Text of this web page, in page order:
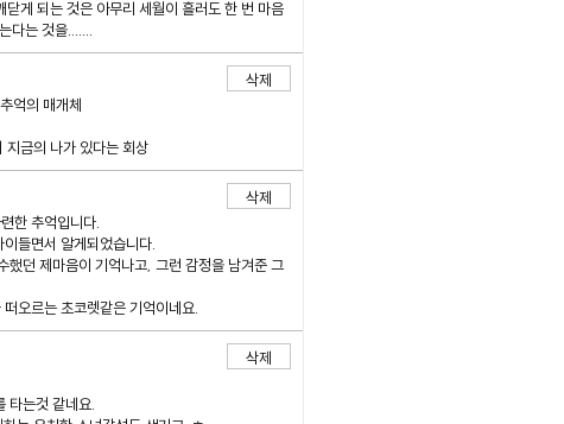
게 되는 것은 아무리 세월이 흘러도 한 번 마음
는 것을.......
삭제
억의 매개체
지금의 나가 있다는 회상
삭제
한 추억입니다.
들면서 알게되었습니다.
던 제마음이 기억나고, 그런 감정을 남겨준 그
오르는 초코렛같은 기억이네요.
삭제
타는것 같네요.